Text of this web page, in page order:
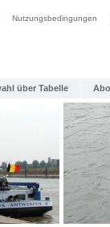
Nutzungsbedingungen
über Tabelle Abo